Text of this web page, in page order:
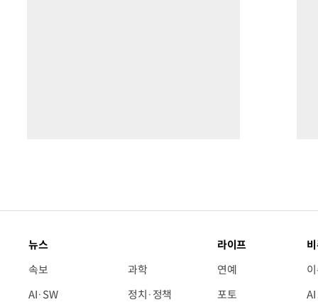
뉴스
속보
AI·SW
과학
정치·정책
라이프
연예
포토